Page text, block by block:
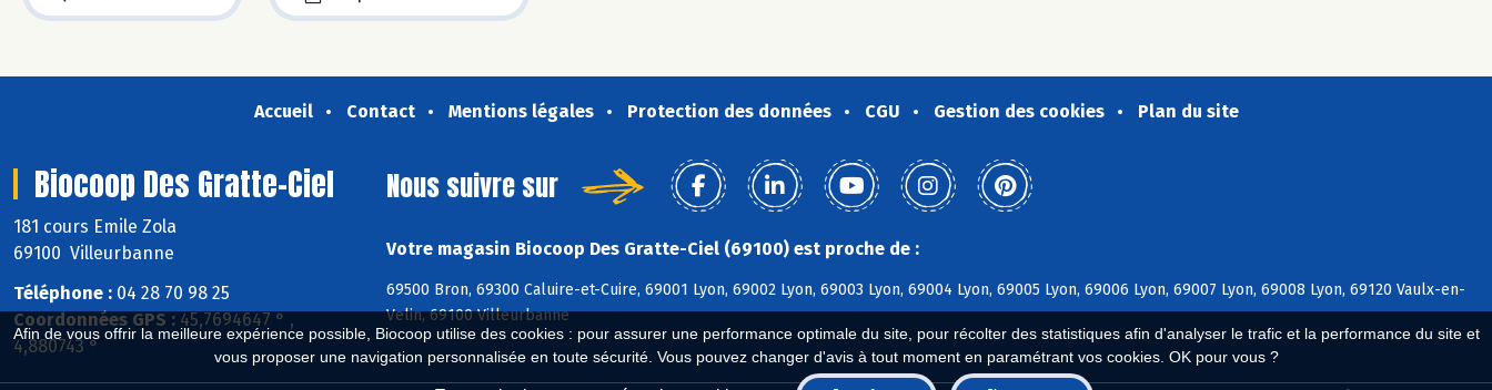
Afin de vous offrir la meilleure expérience possible, Biocoop utilise des cookies : pour assurer une performance optimale du site, pour récolter des statistiques afin d'analyser le trafic et la performance du site et
vous proposer une navigation personnalisée en toute sécurité. Vous pouvez changer d'avis à tout moment en paramétrant vos cookies. OK pour vous ?
Accueil Contact Mentions légales Protection des données CGU Gestion des cookies Plan du site
Biocoop Des Gratte-Ciel
181 cours Emile Zola
69100 Villeurbanne
Téléphone : 04 28 70 98 25
Coordonnées GPS : 45,7694647 ° ,
4,880743 °
Nous suivre sur
Votre magasin Biocoop Des Gratte-Ciel (69100) est proche de :
69500 Bron, 69300 Caluire-et-Cuire, 69001 Lyon, 69002 Lyon, 69003 Lyon, 69004 Lyon, 69005 Lyon, 69006 Lyon, 69007 Lyon, 69008 Lyon, 69120 Vaulx-en-
Velin, 69100 Villeurbanne